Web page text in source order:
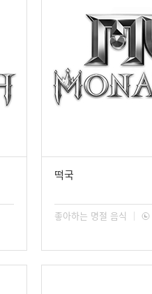
떡국
좋아하는 명절 음식